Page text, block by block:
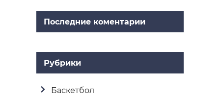
Последние коментарии
Рубрики
Баскетбол